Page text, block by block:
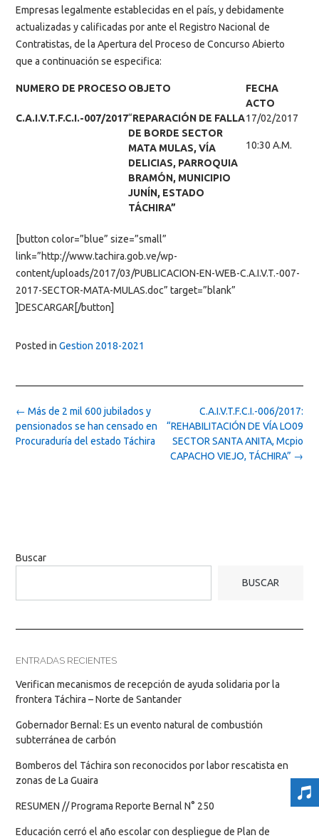
Empresas legalmente establecidas en el país, y debidamente
actualizadas y calificadas por ante el Registro Nacional de
Contratistas, de la Apertura del Proceso de Concurso Abierto
que a continuación se especifica:
NUMERO DE PROCESO OBJETO
FECHA
ACTO
C.A.I.V.T.F.C.I.-007/2017“REPARACIÓN DE FALLA
DE BORDE SECTOR
MATA MULAS, VÍA
DELICIAS, PARROQUIA
BRAMÓN, MUNICIPIO
JUNÍN, ESTADO
TÁCHIRA”
17/02/2017
10:30 A.M.
[button color=”blue” size=”small”
link=”http://www.tachira.gob.ve/wp-
content/uploads/2017/03/PUBLICACION-EN-WEB-C.A.I.V.T.-007-
2017-SECTOR-MATA-MULAS.doc” target=”blank”
]DESCARGAR[/button]
Posted in Gestion 2018-2021
Post
navigation
C.A.I.V.T.F.C.I.-006/2017:
“REHABILITACIÓN DE VÍA LO09
SECTOR SANTA ANITA, Mcpio
CAPACHO VIEJO, TÁCHIRA” →
← Más de 2 mil 600 jubilados y
pensionados se han censado en
Procuraduría del estado Táchira
Buscar
BUSCAR
ENTRADAS RECIENTES
Verifican mecanismos de recepción de ayuda solidaria por la
frontera Táchira – Norte de Santander
Gobernador Bernal: Es un evento natural de combustión
subterránea de carbón
Bomberos del Táchira son reconocidos por labor rescatista en
zonas de La Guaira
RESUMEN // Programa Reporte Bernal N° 250
Educación cerró el año escolar con despliegue de Plan de